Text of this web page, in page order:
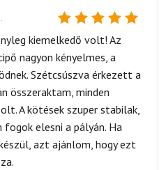
Értékelés:
kiemelkedő volt! Az
nagyon kényelmes, a
Szétcsúszva érkezett a
összeraktam, minden
A kötések szuper stabilak,
fogok elesni a pályán. Ha
azt ajánlom, hogy ezt